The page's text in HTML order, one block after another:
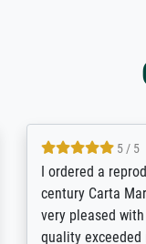
5 / 5
The team at
meet its clients
expert advice on
results for the